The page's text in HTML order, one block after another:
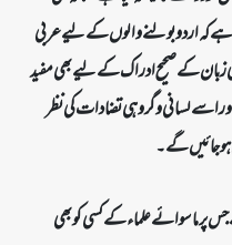
کہ اردو بولنے والوں کے لیے عربی
زبان کے صحیح ادراک کے لیے بھی مفید
اسے لسانی و گروہی تضادات کی نظر
جائیں گے۔
جس پر ماسوائے علماء کے کسی کو بھی